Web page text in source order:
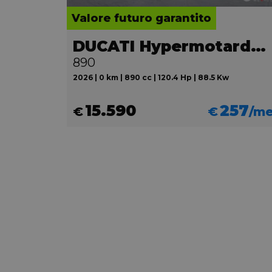
Valore futuro garantito
DUCATI Hypermotard V2
890
2026 | 0 km | 890 cc | 120.4 Hp | 88.5 Kw
€15.590 €257/